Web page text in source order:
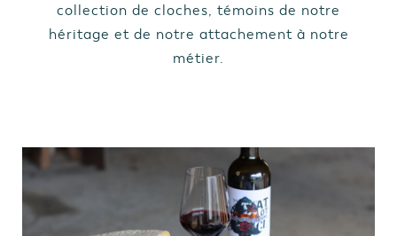
collection de cloches, témoins de notre
héritage et de notre attachement à notre
métier.